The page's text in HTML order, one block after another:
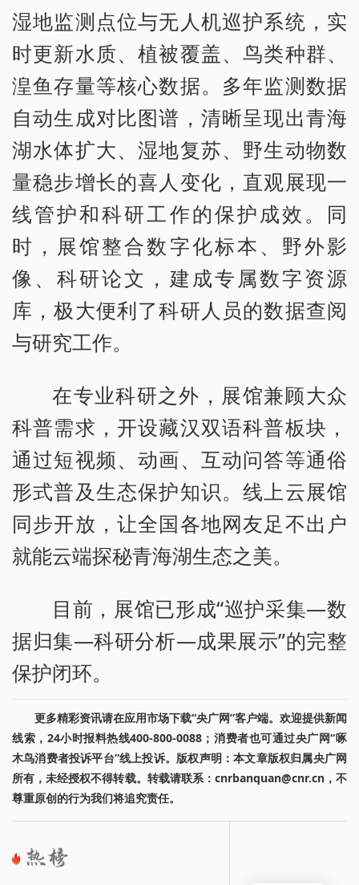
湿地监测点位与无人机巡护系统，实
时更新水质、植被覆盖、鸟类种群、
湟鱼存量等核心数据。多年监测数据
自动生成对比图谱，清晰呈现出青海
湖水体扩大、湿地复苏、野生动物数
量稳步增长的喜人变化，直观展现一
线管护和科研工作的保护成效。同
时，展馆整合数字化标本、野外影
像、科研论文，建成专属数字资源
库，极大便利了科研人员的数据查阅
与研究工作。
在专业科研之外，展馆兼顾大众
科普需求，开设藏汉双语科普板块，
通过短视频、动画、互动问答等通俗
形式普及生态保护知识。线上云展馆
同步开放，让全国各地网友足不出户
就能云端探秘青海湖生态之美。
目前，展馆已形成“巡护采集—数
据归集—科研分析—成果展示”的完整
保护闭环。
更多精彩资讯请在应用市场下载“央广网”客户端。欢迎提供新闻
线索，24小时报料热线400-800-0088；消费者也可通过央广网“啄
木鸟消费者投诉平台”线上投诉。版权声明：本文章版权归属央广网
所有，未经授权不得转载。转载请联系：cnrbanquan@cnr.cn，不
尊重原创的行为我们将追究责任。